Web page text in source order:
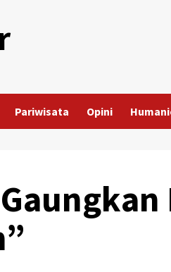
Pariwisata Opini